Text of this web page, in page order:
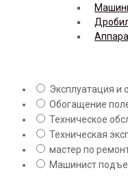
Эксплуатация и
Обогащение
Техническое
Техническая
мастер по
Машинист